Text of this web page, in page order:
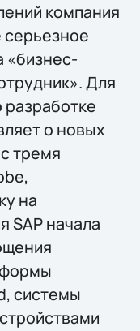
компания
серьезное
«бизнес-
Для
разработке
о новых
тремя
на
SAP начала
системы